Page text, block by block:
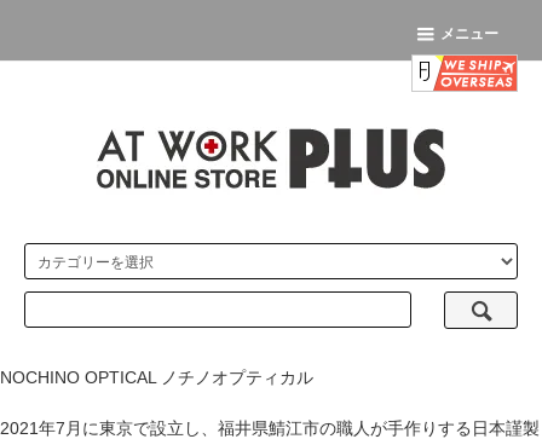
メニュー
NOCHINO OPTICAL ノチノオプティカル
2021年7月に東京で設立し、福井県鯖江市の職人が手作りする日本謹製